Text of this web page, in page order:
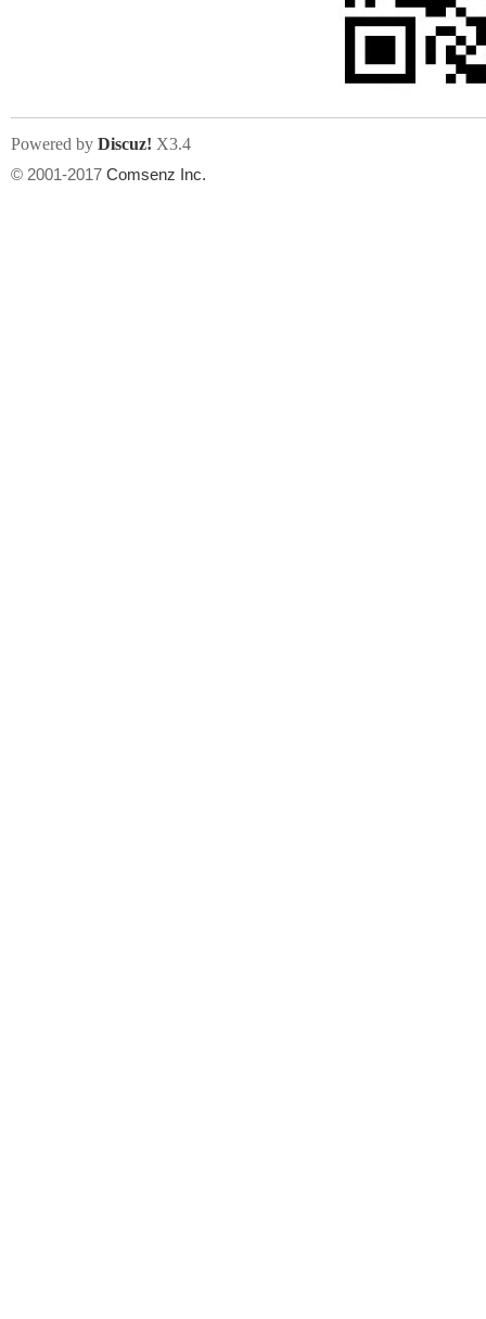
人
Powered by Discuz! X3.4
© 2001-2017 Comsenz Inc.